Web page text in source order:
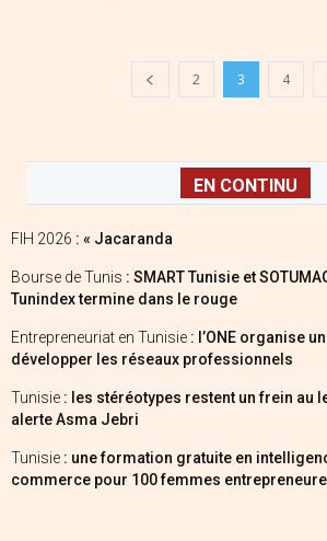
2 3 4
EN CONTINU
FIH 2026 : « Jacaranda
Bourse de Tunis : SMART Tunisie et
Tunindex termine dans le rouge
Entrepreneuriat en Tunisie : l’ONE organise
développer les réseaux professionnels
Tunisie : les stéréotypes restent un frein au
alerte Asma Jebri
Tunisie : une formation gratuite en
commerce pour 100 femmes